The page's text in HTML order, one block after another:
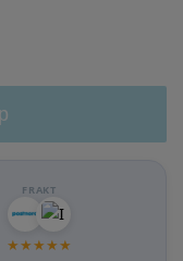
FRAKT
★★★★★